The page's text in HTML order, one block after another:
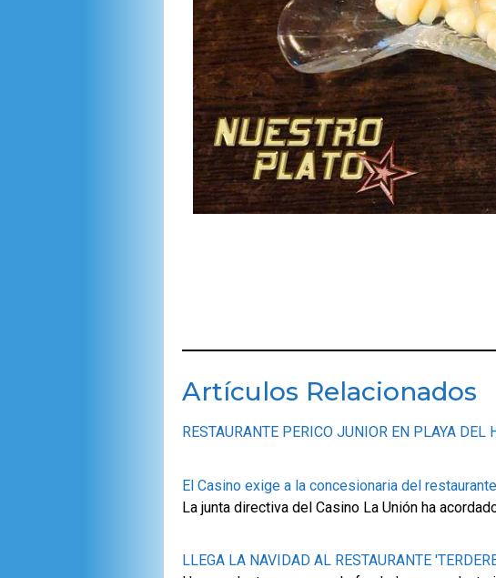
Artículos Relacionados
RESTAURANTE PERICO JUNIOR EN PLAYA DEL
El Casino exige a la concesionaria del
La junta directiva del Casino La Unión ha
LLEGA LA NAVIDAD AL RESTAURANTE